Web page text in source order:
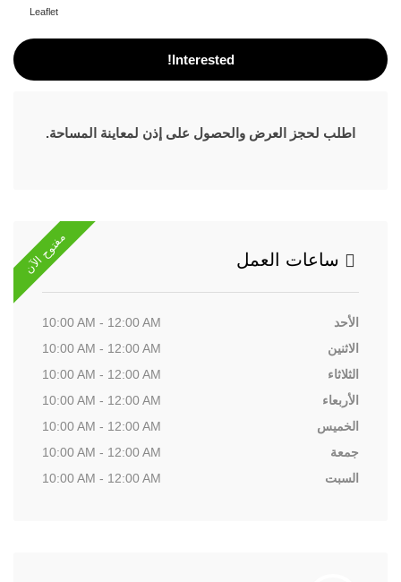
Leaflet
Interested!
اطلب لحجز العرض والحصول على إذن لمعاينة المساحة.
مفتوح الآن ساعات العمل
الأحد
10:00 AM - 12:00 AM
الاثنين
10:00 AM - 12:00 AM
الثلاثاء
10:00 AM - 12:00 AM
الأربعاء
10:00 AM - 12:00 AM
الخميس
10:00 AM - 12:00 AM
جمعة
10:00 AM - 12:00 AM
السبت
10:00 AM - 12:00 AM